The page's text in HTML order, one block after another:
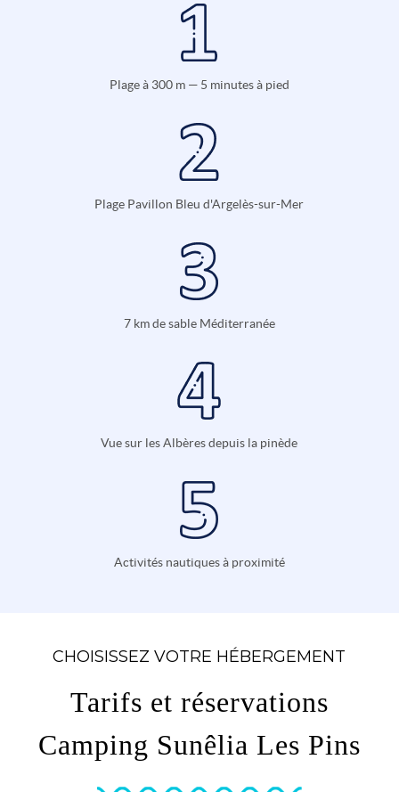
Plage à 300 m — 5 minutes à pied
Plage Pavillon Bleu d'Argelès-sur-Mer
7 km de sable Méditerranée
Vue sur les Albères depuis la pinède
Activités nautiques à proximité
CHOISISSEZ VOTRE HÉBERGEMENT
Tarifs et réservations
Camping Sunêlia Les Pins